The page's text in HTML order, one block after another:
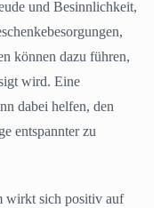
und Besinnlichkeit,
können dazu führen,
wird. Eine
dabei helfen, den
entspannter zu
wirkt sich positiv auf